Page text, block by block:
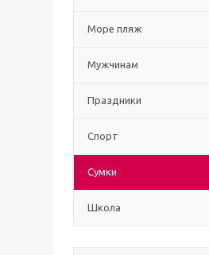
Море пляж
Мужчинам
Праздники
Спорт
Сумки
Школа